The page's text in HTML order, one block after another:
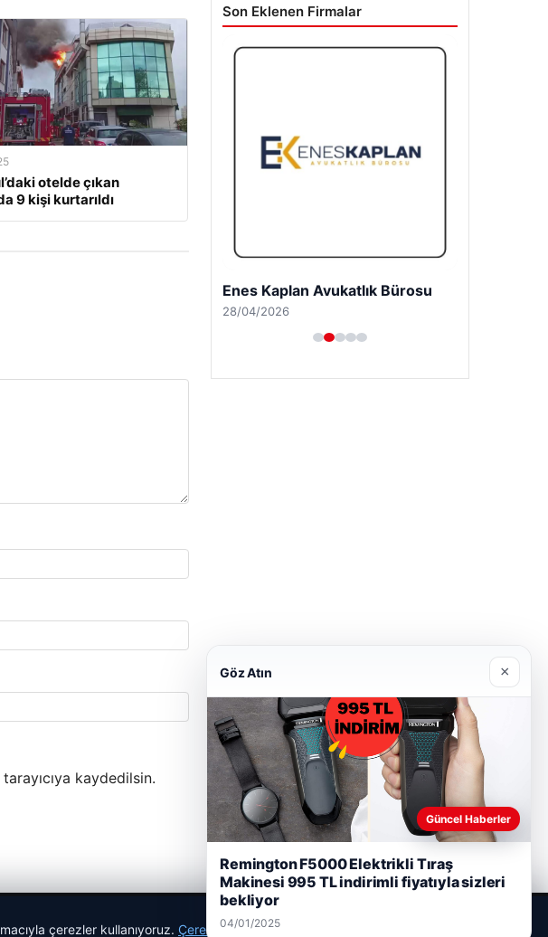
otelde çıkan
9 kişi kurtarıldı
kaydedilsin.
Son Eklenen Firmalar
Enes Kaplan Avukatlık Bürosu
28/04/2026
çerezler kullanıyoruz. Çerez Politikamız
Göz Atın ×
Güncel Haberler
Remington F5000 Elektrikli Tıraş
Makinesi 995 TL indirimli fiyatıyla sizleri
bekliyor
04/01/2025